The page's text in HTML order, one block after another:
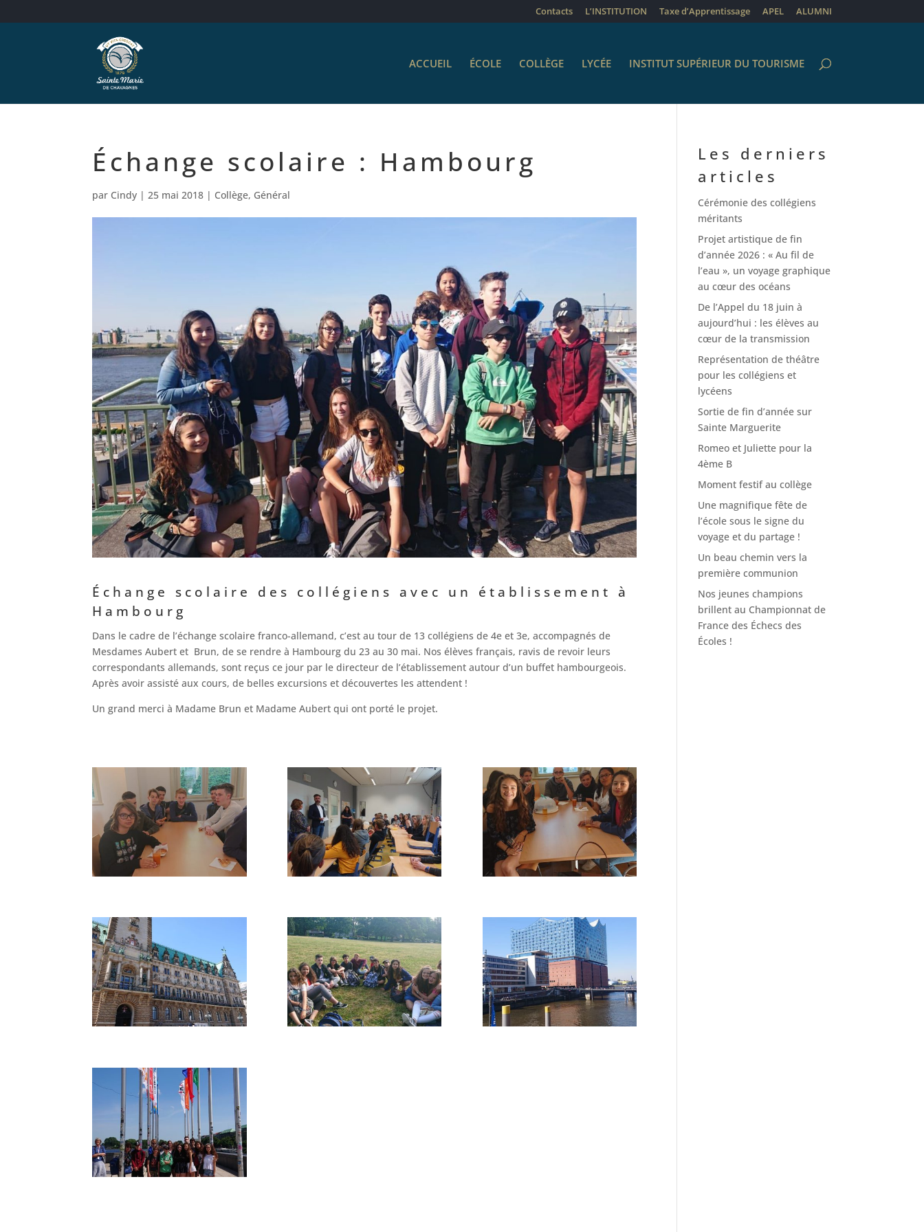
Contacts L’INSTITUTION Taxe d’Apprentissage APEL ALUMNI
ACCUEIL ÉCOLE COLLÈGE LYCÉE INSTITUT SUPÉRIEUR DU TOURISME
Échange scolaire : Hambourg
par Cindy |25 mai 2018 | Collège, Général
Échange scolaire des collégiens avec un établissement à
Hambourg
Dans le cadre de l’échange scolaire franco-allemand, c’est au tour de 13 collégiens de 4e et 3e, accompagnés de
Mesdames Aubert et Brun, de se rendre à Hambourg du 23 au 30 mai. Nos élèves français, ravis de revoir leurs
correspondants allemands, sont reçus ce jour par le directeur de l’établissement autour d’un buffet hambourgeois.
Après avoir assisté aux cours, de belles excursions et découvertes les attendent !
Un grand merci à Madame Brun et Madame Aubert qui ont porté le projet.
Les derniers
articles
Cérémonie des collégiens
méritants
Projet artistique de fin
d’année 2026 : « Au fil de
l’eau », un voyage graphique
au cœur des océans
De l’Appel du 18 juin à
aujourd’hui : les élèves au
cœur de la transmission
Représentation de théâtre
pour les collégiens et
lycéens
Sortie de fin d’année sur
Sainte Marguerite
Romeo et Juliette pour la
4ème B
Moment festif au collège
Une magnifique fête de
l’école sous le signe du
voyage et du partage !
Un beau chemin vers la
première communion
Nos jeunes champions
brillent au Championnat de
France des Échecs des
Écoles !